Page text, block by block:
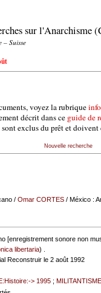
sur l'Anarchisme
– Suisse
voyez la rubrique
décrit dans ce guide de
exclus du prêt et doivent
Nouvelle recherche
/ Omar CORTES/ México :
[enregistrement sonore non
libertaria) .
Reconstruir le 2 août 1992
> 1995; MILITANTISME